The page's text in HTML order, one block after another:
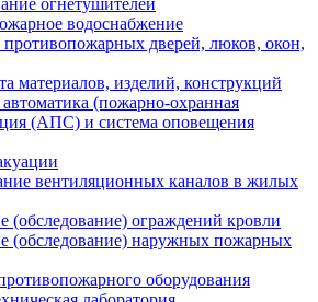
огнетушителей
водоснабжение
противопожарных дверей, люков, окон,
материалов, изделий, конструкций
(пожарно-охранная
(АПС) и система оповещения
вентиляционных каналов в жилых
(обследование) ограждений кровли
(обследование) наружных пожарных
оборудования